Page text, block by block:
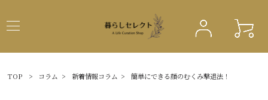
TOP > コラム > 新着情報コラム > 簡単にできる顔のむくみ撃退法！